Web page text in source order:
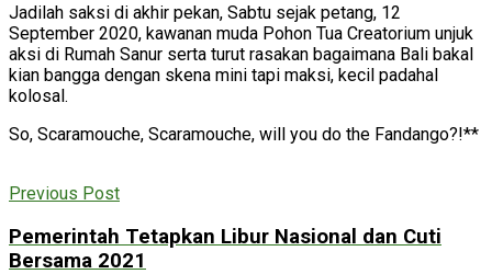
Jadilah saksi di akhir pekan, Sabtu sejak petang, 12
September 2020, kawanan muda Pohon Tua Creatorium unjuk
aksi di Rumah Sanur serta turut rasakan bagaimana Bali bakal
kian bangga dengan skena mini tapi maksi, kecil padahal
kolosal.
So, Scaramouche, Scaramouche, will you do the Fandango?!**
Previous Post
Pemerintah Tetapkan Libur Nasional dan Cuti
Bersama 2021